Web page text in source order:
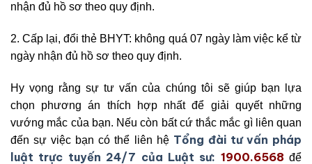
nhận đủ hồ sơ theo quy định.
2. Cấp lại, đổi thẻ BHYT: không quá 07 ngày làm việc kể từ
ngày nhận đủ hồ sơ theo quy định.
Hy vọng rằng sự tư vấn của chúng tôi sẽ giúp bạn lựa
chọn phương án thích hợp nhất để giải quyết những
vướng mắc của bạn. Nếu còn bất cứ thắc mắc gì liên quan
đến sự việc bạn có thể liên hệ Tổng đài tư vấn pháp
luật trực tuyến 24/7 của Luật sư: 1900.6568 để